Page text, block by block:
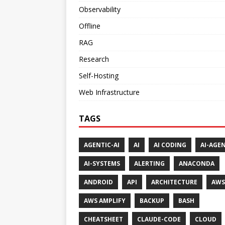
Observability
Offline
RAG
Research
Self-Hosting
Web Infrastructure
TAGS
AGENTIC-AI AI AI CODING AI-
AI-SYSTEMS ALERTING ANACONDA
ANDROID API ARCHITECTURE AWS
AWS AMPLIFY BACKUP BASH
CHEATSHEET CLAUDE-CODE CLOUD